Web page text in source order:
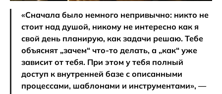
«Сначала было немного непривычно: никто не
стоит над душой, никому не интересно как я
свой день планирую, как задачи решаю. Тебе
объяснят „зачем“ что-то делать, а „как“ уже
зависит от тебя. При этом у тебя полный
доступ к внутренней базе с описанными
процессами, шаблонами и инструментами», —